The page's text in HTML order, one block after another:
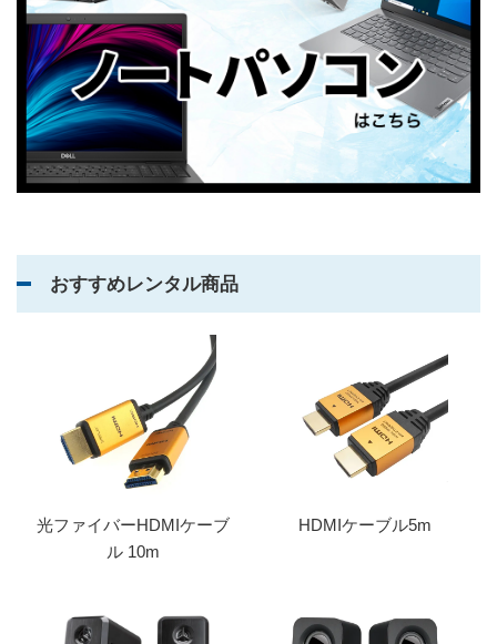
おすすめレンタル商品
光ファイバーHDMIケーブ
ル 10m
HDMIケーブル5m